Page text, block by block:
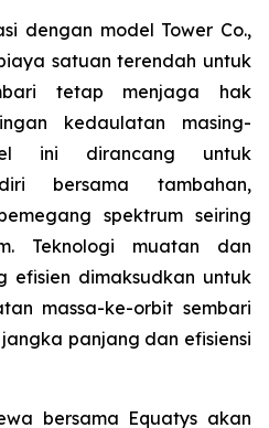
dengan model Tower Co.,
satuan terendah untuk
tetap menjaga hak
kedaulatan masing-
ini dirancang untuk
bersama tambahan,
spektrum seiring
Teknologi muatan dan
efisien dimaksudkan untuk
massa-ke-orbit sembari
panjang dan efisiensi
bersama Equatys akan